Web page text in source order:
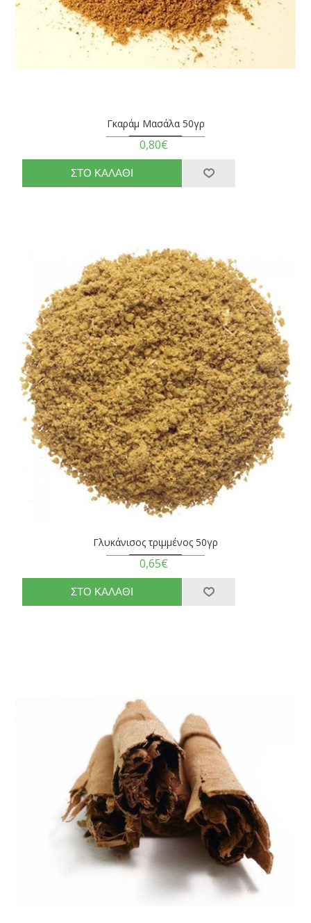
Γκαράμ Μασάλα 50γρ
0,80€
Γλυκάνισος τριμμένος 50γρ
0,65€